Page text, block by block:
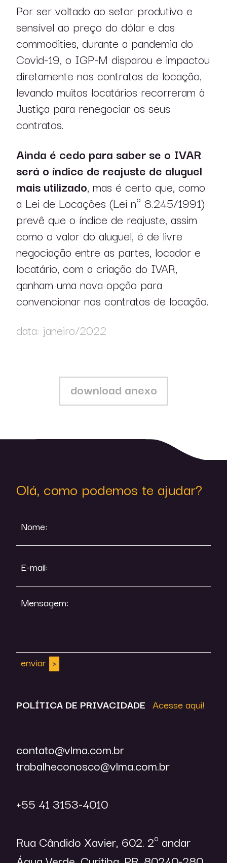
atuação
profissionais
publicações
pt en
Por ser voltado ao setor produtivo e
sensível ao preço do dólar e das
commodities, durante a pandemia do
Covid-19, o IGP-M disparou e impactou
diretamente nos contratos de locação,
levando muitos locatários recorreram à
Justiça para renegociar os seus
contratos.
Ainda é cedo para saber se o IVAR
será o índice de reajuste de aluguel
mais utilizado, mas é certo que, como
a Lei de Locações (Lei nº 8.245/1991)
prevê que o índice de reajuste, assim
como o valor do aluguel, é de livre
negociação entre as partes, locador e
locatário, com a criação do IVAR,
ganham uma nova opção para
convencionar nos contratos de locação.
data: janeiro/2022
download anexo
Olá, como podemos te ajudar?
Nome:
E-mail:
Mensagem:
enviar
POLÍTICA DE PRIVACIDADE Acesse aqui!
contato@vlma.com.br
trabalheconosco@vlma.com.br
+55 41 3153-4010
Rua Cândido Xavier, 602. 2º andar